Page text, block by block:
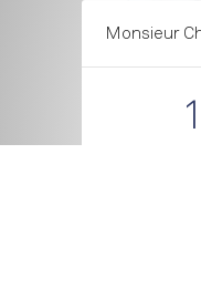
Monsieur